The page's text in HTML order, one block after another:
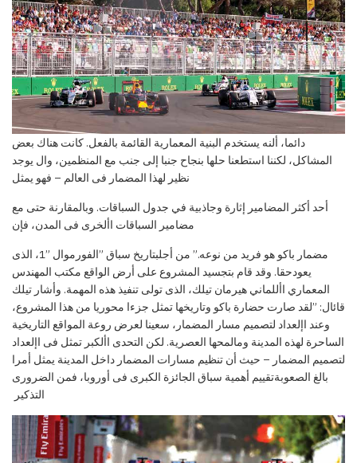
دائما، ألنه يستخدم البنية المعمارية القائمة بالفعل. كانت هناك بعض
المشاكل، لكننا استطعنا حلها بنجاح جنبا إلى جنب مع المنظمين، وال يوجد
نظير لهذا المضمار فى العالم – فهو يمثل
أحد أكثر المضامير إثارة وجاذبية في جدول السباقات. وبالمقارنة حتى مع
مضامير السباقات األخرى فى المدن، فإن
مضمار باكو هو فريد من نوعه.” من أجلبتاريخ سباق
”الفورموال ”1، الذى
يعودحقا. وقد قام بتجسيد المشروع على أرض الواقع مكتب المهندس
المعماري األلماني هيرمان تيلك، الذى تولى تنفيذ هذه المهمة. وأشار تيلك
قائال: ”لقد صارت حضارة باكو وتاريخها تمثل جزءا محوريا من هذا المشروع،
وعند اإلعداد لتصميم مسار المضمار، سعينا لعرض روعة المواقع التاريخية
الساحرة لهذه المدينة ومالمحها العصرية. لكن التحدى األكبر تمثل فى اإلعداد
لتصميم المضمار – حيث أن تنظيم مسارات المضمار داخل المدينة يمثل أمرا
بالغ الصعوبةتقييم أهمية سباق الجائزة الكبرى فى أوروبا، فمن الضرورى
التذكير